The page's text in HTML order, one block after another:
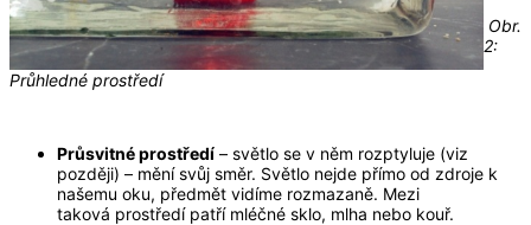
Obr.
2:
Průhledné prostředí
Průsvitné prostředí – světlo se v něm rozptyluje (viz
později) – mění svůj směr. Světlo nejde přímo od zdroje k
našemu oku, předmět vidíme rozmazaně. Mezi
taková prostředí patří mléčné sklo, mlha nebo kouř.